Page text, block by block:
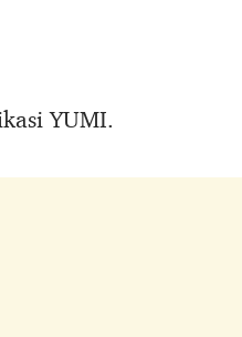
YUMI.